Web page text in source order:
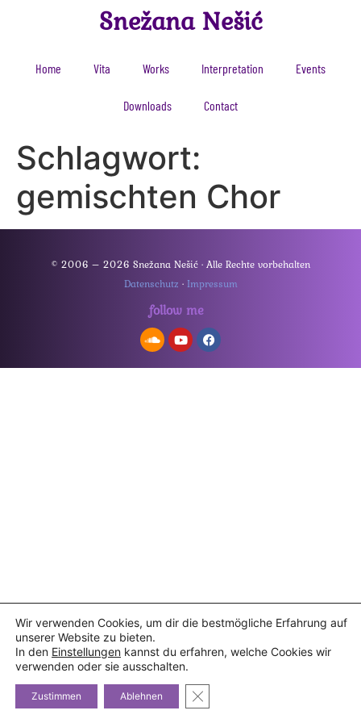
Snežana Nešić
Home Vita Works Interpretation Events
Downloads Contact
Schlagwort:
gemischten Chor
© 2006 – 2026 Snežana Nešić · Alle Rechte vorbehalten
Datenschutz · Impressum
follow me
Wir verwenden Cookies, um dir die bestmögliche Erfahrung auf
unserer Website zu bieten.
In den Einstellungen kannst du erfahren, welche Cookies wir
verwenden oder sie ausschalten.
Zustimmen Ablehnen GDPR Cookie-Banner schließen